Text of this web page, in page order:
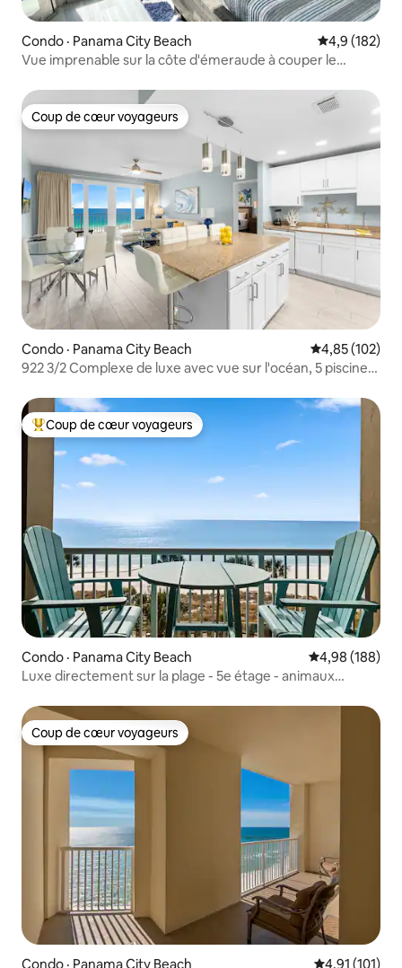
Condo · Panama City Beach Note
4,9 (182)
Vue imprenable sur la côte d'émeraude à couper le
Coup de cœur voyageurs
Coup de cœur voyageurs
Condo · Panama City Beach Note
4,85 (102)
922 3/2 Complexe de luxe avec vue sur l'océan, 5 piscines,
Coup de cœur voyageurs parmi les plus aimés
Coup de cœur voyageurs
Condo · Panama City Beach Note
4,98 (188)
Luxe directement sur la plage - 5e étage - animaux
Coup de cœur voyageurs
Coup de cœur voyageurs
Condo · Panama City Beach Note
4,91 (101)